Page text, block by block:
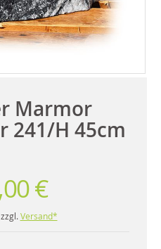
Marmor
241/H 45cm
€
Versand*